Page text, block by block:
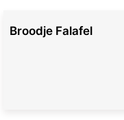
Broodje Falafel